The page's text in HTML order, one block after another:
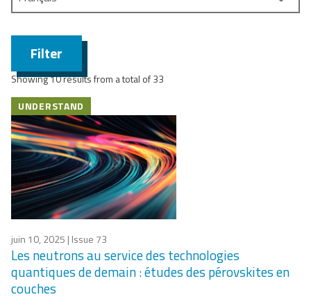
Filter
Showing 10 results from a total of 33
UNDERSTAND
juin 10, 2025 | Issue 73
Les neutrons au service des technologies
quantiques de demain : études des pérovskites en
couches